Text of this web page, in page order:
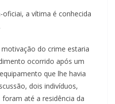
a vítima é conhecida
do crime estaria
ocorrido após um
que lhe havia
dois indivíduos,
até a residência da